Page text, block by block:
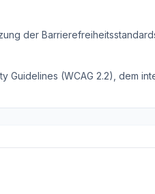
der
Guidelines (WCAG 2.2), dem